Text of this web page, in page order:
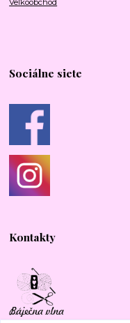
Veľkoobchod
Sociálne siete
Kontakty